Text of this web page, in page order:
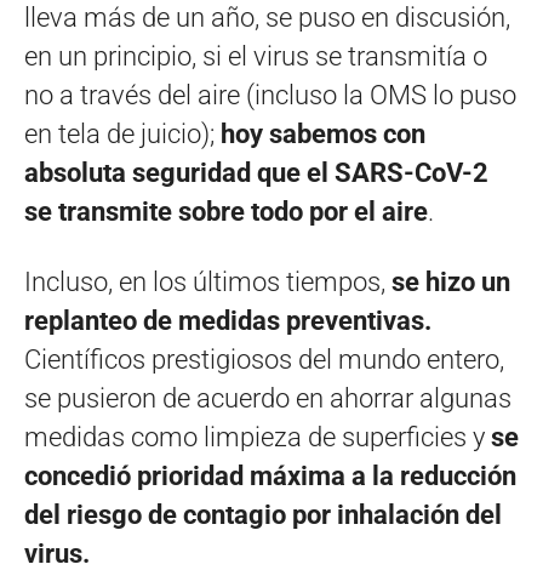
lleva más de un año, se puso en discusión,
en un principio, si el virus se transmitía o
no a través del aire (incluso la OMS lo puso
en tela de juicio); hoy sabemos con
absoluta seguridad que el SARS-CoV-2
se transmite sobre todo por el aire.
Incluso, en los últimos tiempos, se hizo un
replanteo de medidas preventivas.
Científicos prestigiosos del mundo entero,
se pusieron de acuerdo en ahorrar algunas
medidas como limpieza de superficies y se
concedió prioridad máxima a la reducción
del riesgo de contagio por inhalación del
virus.